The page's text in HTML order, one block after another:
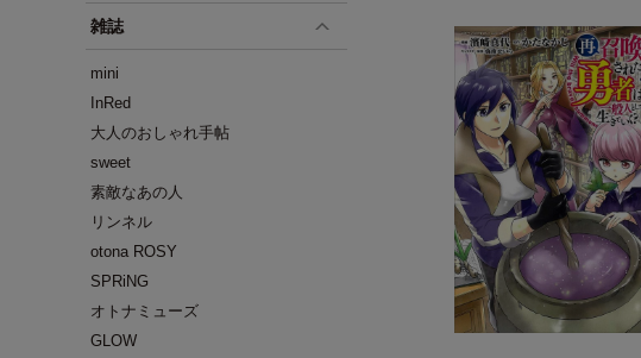
雑誌
mini
InRed
大人のおしゃれ手帖
sweet
素敵なあの人
リンネル
otona ROSY
SPRiNG
オトナミューズ
GLOW